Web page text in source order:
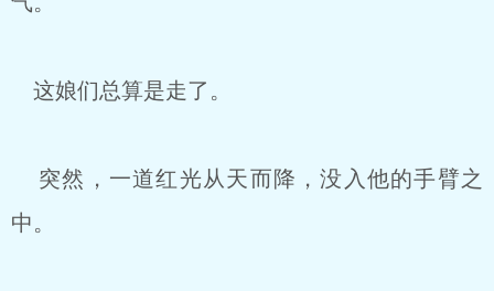
这娘们总算是走了。
突然，一道红光从天而降，没入他的手臂之
中。